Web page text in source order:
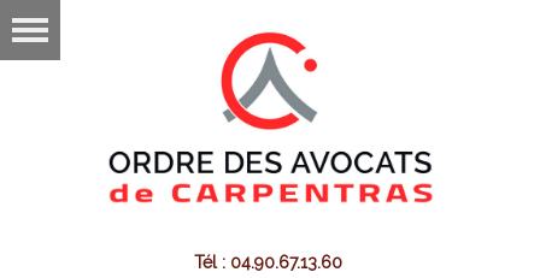
Tél : 04.90.67.13.60